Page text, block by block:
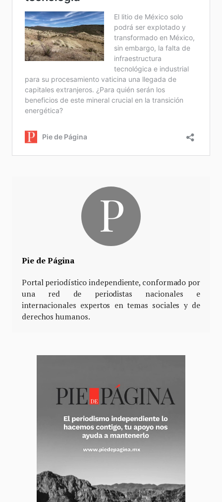
Pie de Página
Portal periodístico independiente, conformado por
una red de periodistas nacionales e
internacionales expertos en temas sociales y de
derechos humanos.